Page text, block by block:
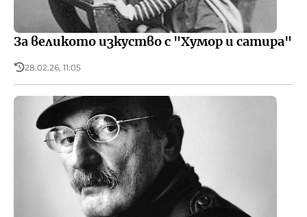
За великото изкуство с "Хумор и сатира"
28.02.26, 11:05